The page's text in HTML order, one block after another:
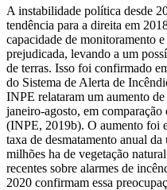
A instabilidade política desde
tendência para a direita em
capacidade de monitoramento
prejudicada, levando a um
de terras. Isso foi confirmado
do Sistema de Alerta de
INPE relataram um aumento
janeiro-agosto, em
(INPE, 2019b). O aumento foi
taxa de desmatamento anual
milhões ha de vegetação
recentes sobre alarmes de
2020 confirmam essa